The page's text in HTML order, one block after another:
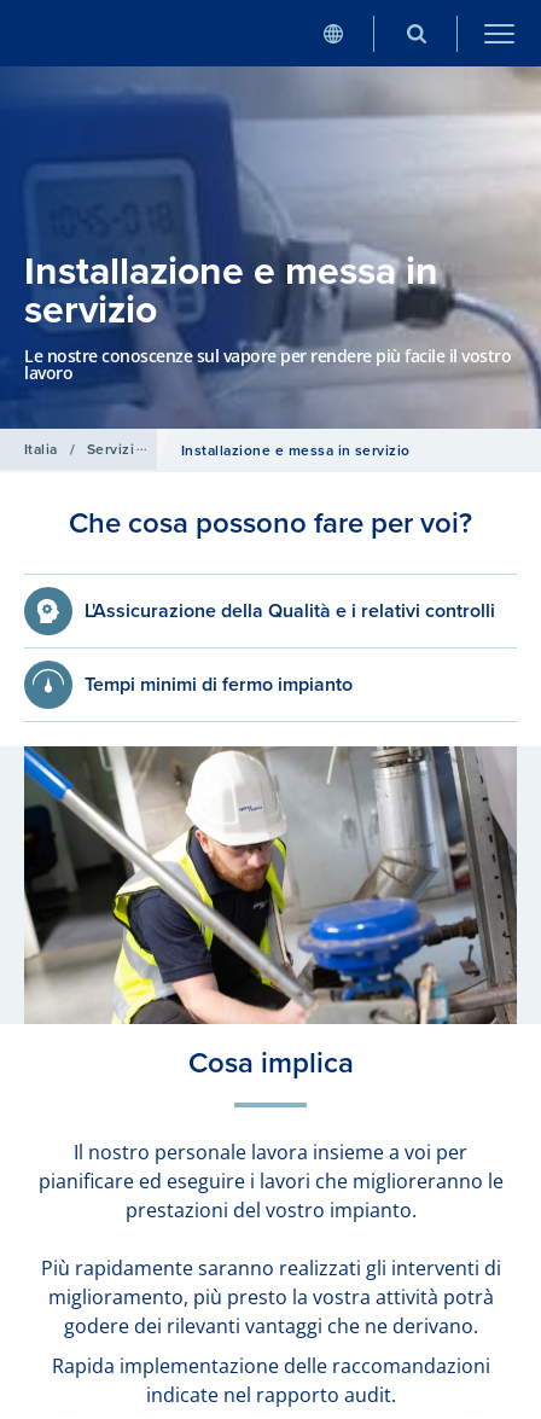
Installazione e messa in
servizio
Le nostre conoscenze sul vapore per rendere più facile il vostro
lavoro
Italia / Servizi per impianti a vapore
Installazione e messa in servizio
Che cosa possono fare per voi?
L'Assicurazione della Qualità e i relativi controlli
Tempi minimi di fermo impianto
Cosa implica
Il nostro personale lavora insieme a voi per
pianificare ed eseguire i lavori che miglioreranno le
prestazioni del vostro impianto.
Più rapidamente saranno realizzati gli interventi di
miglioramento, più presto la vostra attività potrà
godere dei rilevanti vantaggi che ne derivano.
Rapida implementazione delle raccomandazioni
indicate nel rapporto audit.